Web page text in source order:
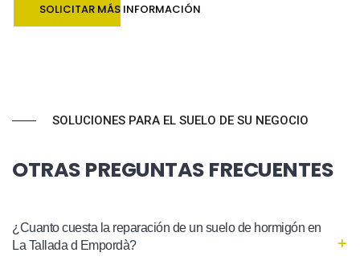
SOLICITAR MÁS INFORMACIÓN
SOLUCIONES PARA EL SUELO DE SU NEGOCIO
OTRAS PREGUNTAS FRECUENTES
¿Cuanto cuesta la reparación de un suelo de hormigón en
La Tallada d Empordà?